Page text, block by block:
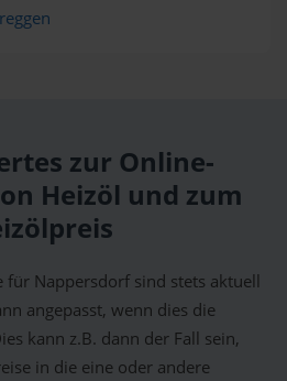
zur Online-
Heizöl und zum
für Nappersdorf sind stets aktuell
angepasst, wenn dies die
kann z.B. dann der Fall sein,
in die eine oder andere